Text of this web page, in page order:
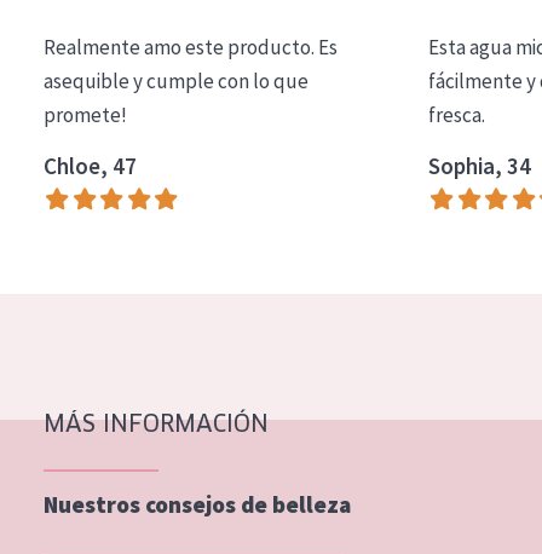
Essentials
Lift+
Expert
Piel madura
Piel menopáusica
Realmente amo este producto. Es
asequible y cumple con lo que
promete!
Chloe, 47
Esta agua
fácilmente y
fresca.
Sophia, 34
MÁS INFORMACIÓN
Nuestros consejos de belleza